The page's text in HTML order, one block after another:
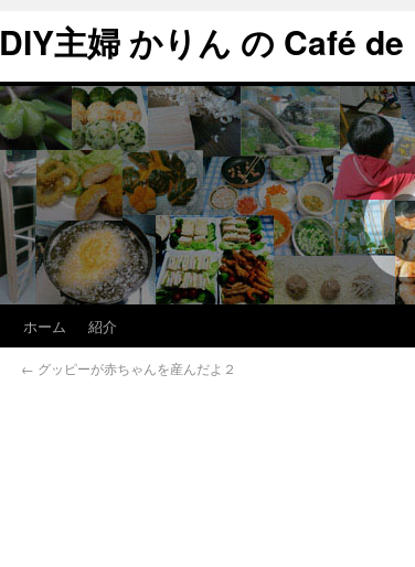
DIY主婦 かりん の Café
ホーム 紹介
← グッピーが赤ちゃんを産んだよ２